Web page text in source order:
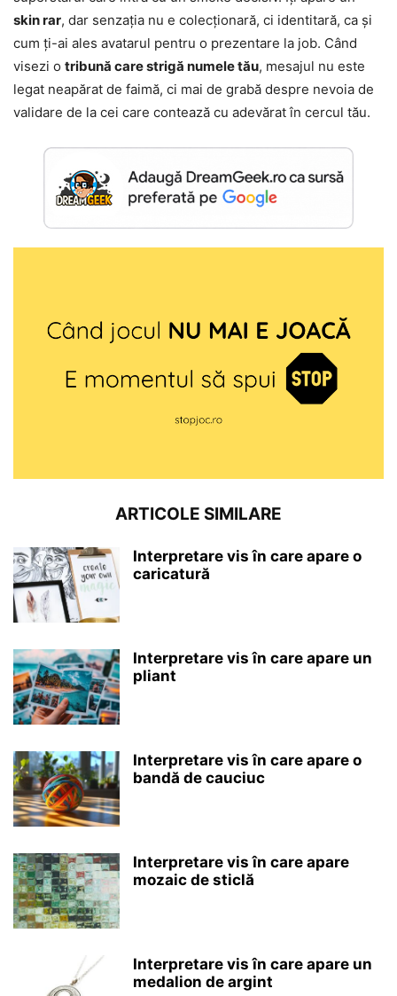
skin rar, dar senzația nu e colecționară, ci identitară, ca și
cum ți-ai ales avatarul pentru o prezentare la job. Când
visezi o tribună care strigă numele tău, mesajul nu este
legat neapărat de faimă, ci mai de grabă despre nevoia de
validare de la cei care contează cu adevărat în cercul tău.
ARTICOLE SIMILARE
Interpretare vis în care apare o
caricatură
Interpretare vis în care apare un
pliant
Interpretare vis în care apare o
bandă de cauciuc
Interpretare vis în care apare
mozaic de sticlă
Interpretare vis în care apare un
medalion de argint